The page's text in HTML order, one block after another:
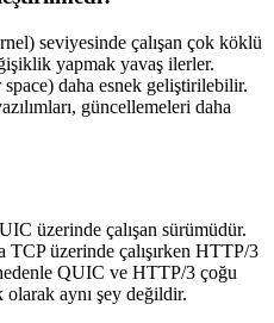
seviyesinde çalışan çok köklü
yapmak yavaş ilerler.
space) daha esnek geliştirilebilir.
güncellemeleri daha
üzerinde çalışan sürümüdür.
üzerinde çalışırken HTTP/3
QUIC ve HTTP/3 çoğu
olarak aynı şey değildir.